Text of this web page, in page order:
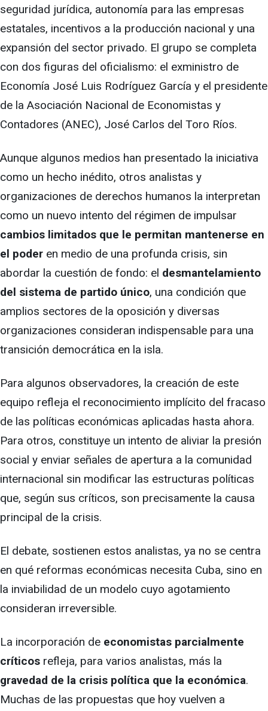
seguridad jurídica, autonomía para las empresas
estatales, incentivos a la producción nacional y una
expansión del sector privado. El grupo se completa
con dos figuras del oficialismo: el exministro de
Economía José Luis Rodríguez García y el presidente
de la Asociación Nacional de Economistas y
Contadores (ANEC), José Carlos del Toro Ríos.
Aunque algunos medios han presentado la iniciativa
como un hecho inédito, otros analistas y
organizaciones de derechos humanos la interpretan
como un nuevo intento del régimen de impulsar
cambios limitados que le permitan mantenerse en
el poder en medio de una profunda crisis, sin
abordar la cuestión de fondo: el desmantelamiento
del sistema de partido único, una condición que
amplios sectores de la oposición y diversas
organizaciones consideran indispensable para una
transición democrática en la isla.
Para algunos observadores, la creación de este
equipo refleja el reconocimiento implícito del fracaso
de las políticas económicas aplicadas hasta ahora.
Para otros, constituye un intento de aliviar la presión
social y enviar señales de apertura a la comunidad
internacional sin modificar las estructuras políticas
que, según sus críticos, son precisamente la causa
principal de la crisis.
El debate, sostienen estos analistas, ya no se centra
en qué reformas económicas necesita Cuba, sino en
la inviabilidad de un modelo cuyo agotamiento
consideran irreversible.
La incorporación de economistas parcialmente
críticos refleja, para varios analistas, más la
gravedad de la crisis política que la económica.
Muchas de las propuestas que hoy vuelven a